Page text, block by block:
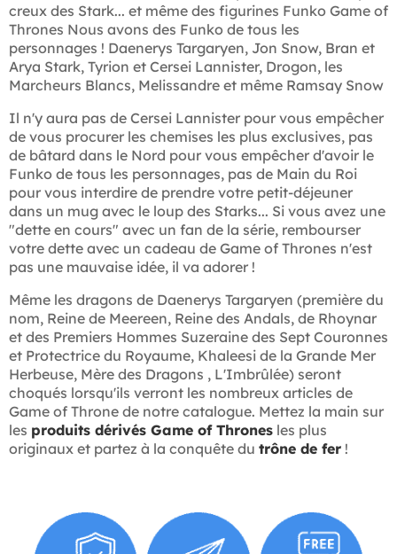
creux des Stark... et même des figurines Funko Game of
Thrones Nous avons des Funko de tous les
personnages ! Daenerys Targaryen, Jon Snow, Bran et
Arya Stark, Tyrion et Cersei Lannister, Drogon, les
Marcheurs Blancs, Melissandre et même Ramsay Snow
Il n'y aura pas de Cersei Lannister pour vous empêcher
de vous procurer les chemises les plus exclusives, pas
de bâtard dans le Nord pour vous empêcher d'avoir le
Funko de tous les personnages, pas de Main du Roi
pour vous interdire de prendre votre petit-déjeuner
dans un mug avec le loup des Starks... Si vous avez une
"dette en cours" avec un fan de la série, rembourser
votre dette avec un cadeau de Game of Thrones n'est
pas une mauvaise idée, il va adorer !
Même les dragons de Daenerys Targaryen (première du
nom, Reine de Meereen, Reine des Andals, de Rhoynar
et des Premiers Hommes Suzeraine des Sept Couronnes
et Protectrice du Royaume, Khaleesi de la Grande Mer
Herbeuse, Mère des Dragons , L'Imbrûlée) seront
choqués lorsqu'ils verront les nombreux articles de
Game of Throne de notre catalogue. Mettez la main sur
les produits dérivés Game of Thrones les plus
originaux et partez à la conquête du trône de fer !